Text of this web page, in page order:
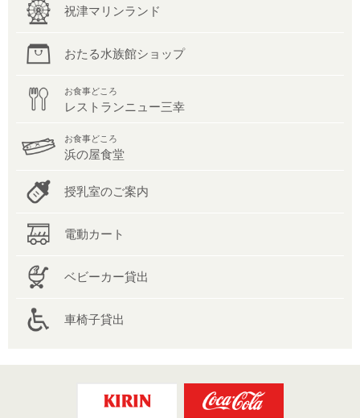
祝津マリンランド
おたる水族館ショップ
お食事どころ
レストランニュー三幸
お食事どころ
浜の屋食堂
授乳室のご案内
電動カート
ベビーカー貸出
車椅子貸出